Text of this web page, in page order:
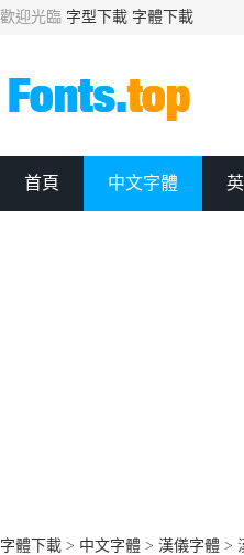
歡迎光臨 字型下載 字體下載
首頁 中文字體
字體下載 > 中文字體 > 漢儀字體 >